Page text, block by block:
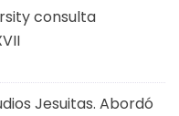
consulta
Jesuitas. Abordó